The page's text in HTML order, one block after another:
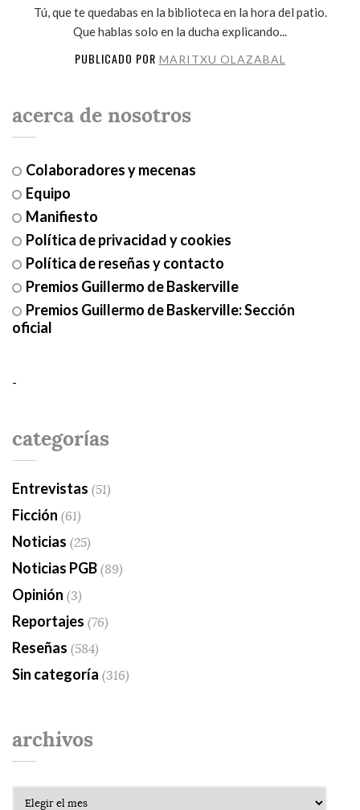
Tú, que te quedabas en la biblioteca en la hora del patio.
Que hablas solo en la ducha explicando...
PUBLICADO POR MARITXU OLAZABAL
acerca de nosotros
Colaboradores y mecenas
Equipo
Manifiesto
Política de privacidad y cookies
Política de reseñas y contacto
Premios Guillermo de Baskerville
Premios Guillermo de Baskerville: Sección
oficial
-
categorías
Entrevistas (51)
Ficción (61)
Noticias (25)
Noticias PGB(89)
Opinión (3)
Reportajes (76)
Reseñas (584)
Sin categoría (316)
archivos